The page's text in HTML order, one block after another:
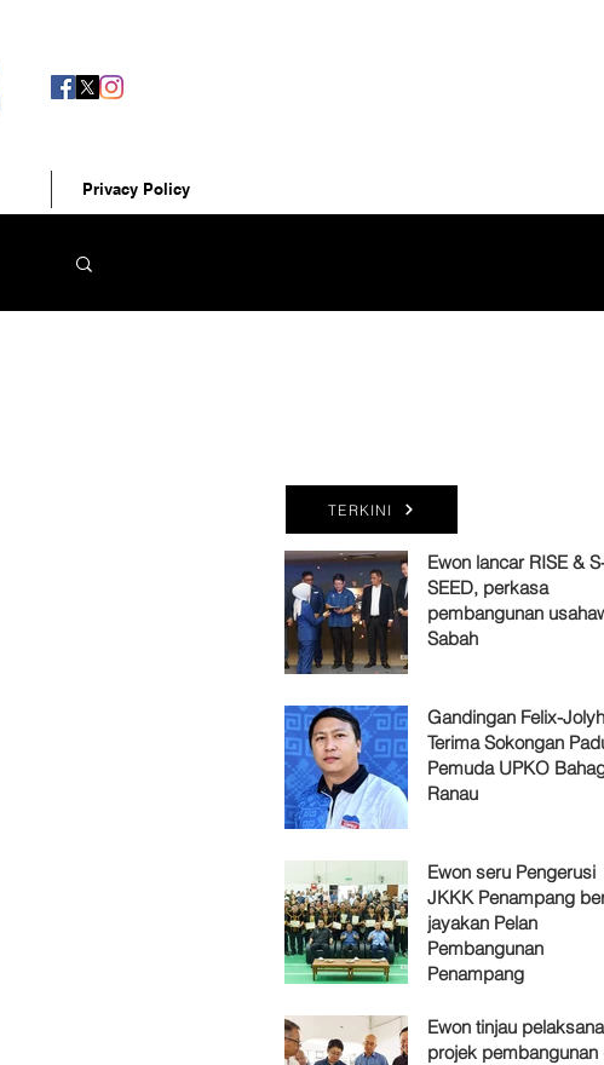
TERKINI
Ewon lancar RISE &
SEED, perkasa
pembangunan
Sabah
Gandingan Felix-
Terima Sokongan
Pemuda UPKO
Ranau
Ewon seru Pengerusi
JKKK Penampang
jayakan Pelan
Pembangunan
Penampang
Ewon tinjau
projek pembangunan
Privacy Policy